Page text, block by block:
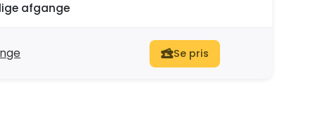
afgange
Se pris